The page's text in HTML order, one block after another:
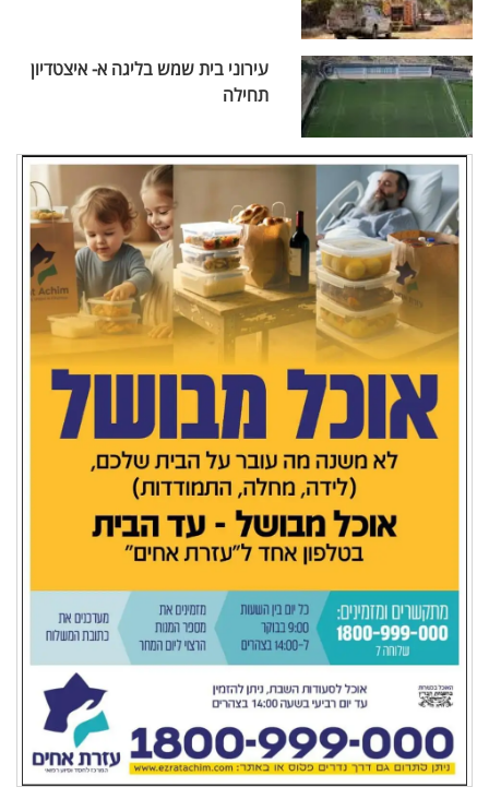
עירוני בית שמש בליגה א- איצטדיון
תחילה